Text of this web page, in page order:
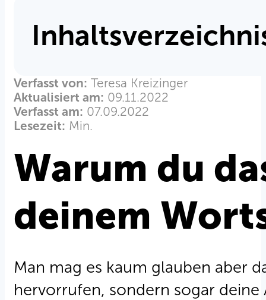
Verfasst von: Teresa Kreizinger
Aktualisiert am: 09.11.2022
Verfasst am: 07.09.2022
Lesezeit: Min.
Warum du
deinem
Man mag es kaum glauben aber
hervorrufen, sondern sogar